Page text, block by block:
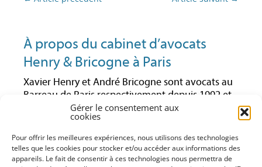
Gérer le consentement aux
cookies
Pour offrir les meilleures expériences, nous utilisons des technologies
telles que les cookies pour stocker et/ou accéder aux informations des
appareils. Le fait de consentir à ces technologies nous permettra de
À propos du cabinet d’avocats
Henry & Bricogne à Paris
Xavier Henry et André Bricogne sont avocats au
Barreau de Paris respectivement depuis 1992 et
1997. Ils ont toujours exercé leur activité en droit
des affaires et notamment en droit économique.
Ayant travaillé ensemble pendant plusieurs
années au sein du même cabinet, ils ont décidé
de poursuivre leur activité en créant leur propre